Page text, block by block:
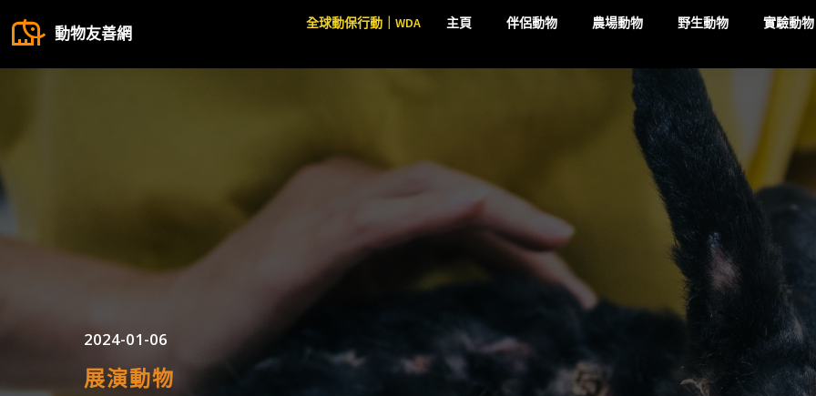
動物友善網
全球動保行動｜WDA 主頁 伴侶動物 農場動物 野生動物 實驗動物
2024-01-06
展演動物